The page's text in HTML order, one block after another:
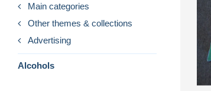
Main categories
Other themes & collections
Advertising
Alcohols